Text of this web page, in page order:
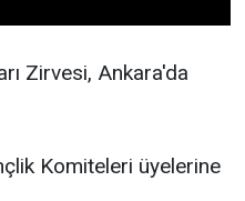
Zirvesi, Ankara'da
Komiteleri üyelerine